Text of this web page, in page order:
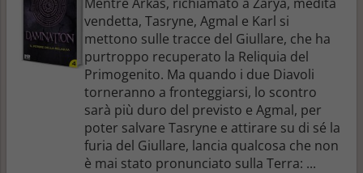
vendetta, Tasryne, Agmal e Karl si
mettono sulle tracce del Giullare, che ha
purtroppo recuperato la Reliquia del
Primogenito. Ma quando i due Diavoli
torneranno a fronteggiarsi, lo scontro
sarà più duro del previsto e Agmal, per
poter salvare Tasryne e attirare su di sé la
furia del Giullare, lancia qualcosa che non
è mai stato pronunciato sulla Terra: ...